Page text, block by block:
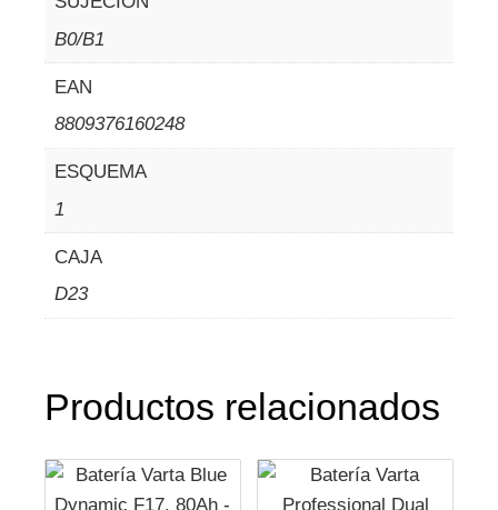
B0/B1
EAN
8809376160248
ESQUEMA
1
CAJA
D23
Productos relacionados